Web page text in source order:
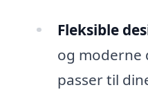
Fleksible
og moderne
passer til